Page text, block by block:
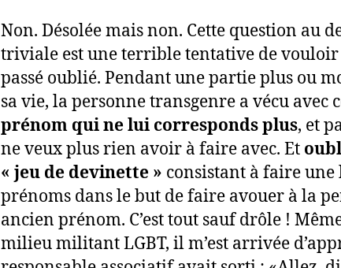
Non. Désolée mais non. Cette question au
triviale est une terrible tentative de
passé oublié. Pendant une partie plus ou
sa vie, la personne transgenre a vécu avec
prénom qui ne lui corresponds plus, et
ne veux plus rien avoir à faire avec. Et
« jeu de devinette » consistant à faire une
prénoms dans le but de faire avouer à la
ancien prénom. C’est tout sauf drôle !
milieu militant LGBT, il m’est arrivée